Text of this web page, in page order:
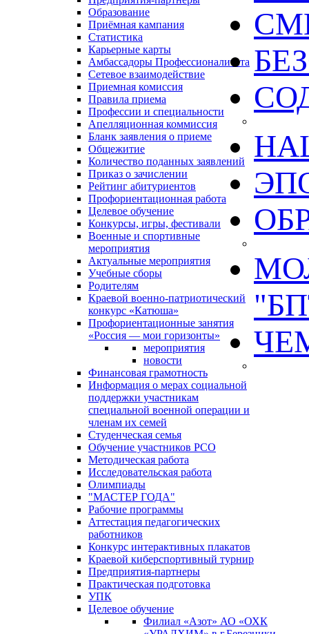
Образование
Приёмная кампания
Статистика
Карьерные карты
Амбассадоры Профессионалитета
Сетевое взаимодействие
Приемная комиссия
Правила приема
Профессии и специальности
Апелляционная коммиссия
Бланк заявления о приеме
Общежитие
Количество поданных заявлений
Приказ о зачислении
Рейтинг абитуриентов
Профориентационная работа
Целевое обучение
Конкурсы, игры, фестивали
Военные и спортивные
мероприятия
Актуальные мероприятия
Учебные сборы
Родителям
Краевой военно-патриотический
конкурс «Катюша»
Профориентационные занятия
«Россия — мои горизонты»
мероприятия
новости
Финансовая грамотность
Информация о мерах социальной
поддержки участникам
специальной военной операции и
членам их семей
Студенческая семья
Обучение участников РСО
Методическая работа
Исследовательская работа
Олимпиады
"МАСТЕР ГОДА"
Рабочие программы
Аттестация педагогических
работников
Конкурс интерактивных плакатов
Краевой киберспортивный турнир
Предприятия-партнеры
Практическая подготовка
УПК
Целевое обучение
Филиал «Азот» АО «ОХК